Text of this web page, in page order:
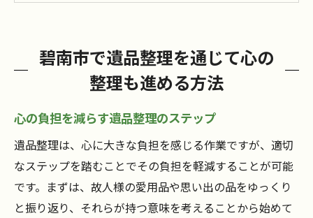
遺品整理後の心のケア方法
遺品整理サービスが思い出を未来へつなぐ理由
未来への一歩を促す遺品整理の力
思い出を次世代に伝える方法
遺品整理が持つ心の癒し効果
未来のために品を整理する意義
思い出を活かした新たな生活の提案
碧南市で遺品整理を通じて心の
整理も進める方法
心の負担を減らす遺品整理のステップ
遺品整理は、心に大きな負担を感じる作業ですが、適切
なステップを踏むことでその負担を軽減することが可能
です。まずは、故人様の愛用品や思い出の品をゆっくり
と振り返り、それらが持つ意味を考えることから始めて